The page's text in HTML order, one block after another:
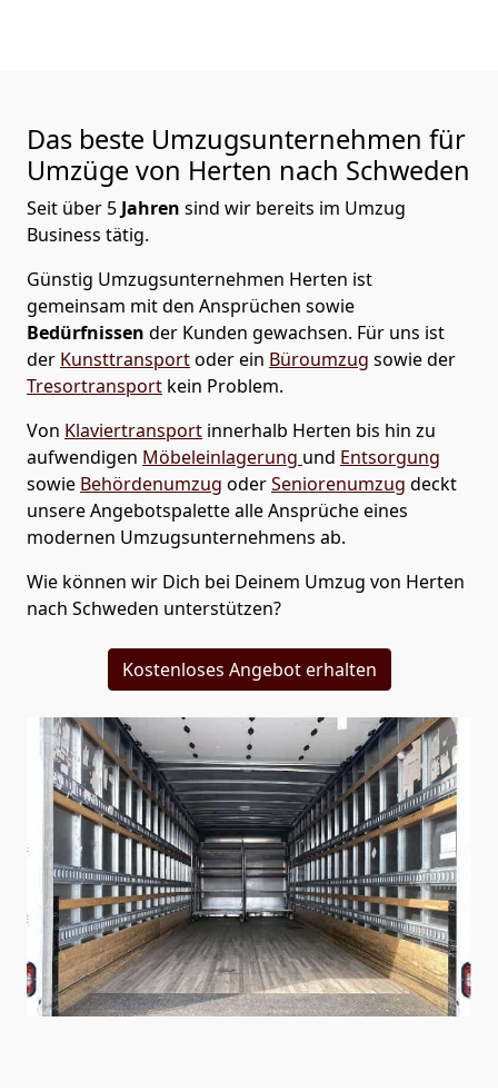
Das beste Umzugsunternehmen für
Umzüge von Herten nach Schweden
Seit über 5 Jahren sind wir bereits im Umzug
Business tätig.
Günstig Umzugsunternehmen Herten ist
gemeinsam mit den Ansprüchen sowie
Bedürfnissen der Kunden gewachsen. Für uns ist
der Kunsttransportoder ein Büroumzug sowie der
Tresortransport kein Problem.
Von Klaviertransport innerhalb Herten bis hin zu
aufwendigen Möbeleinlagerung und Entsorgung
sowie Behördenumzug oderSeniorenumzug deckt
unsere Angebotspalette alle Ansprüche eines
modernen Umzugsunternehmens ab.
Wie können wir Dich bei Deinem Umzug von Herten
nach Schweden unterstützen?
Kostenloses Angebot erhalten